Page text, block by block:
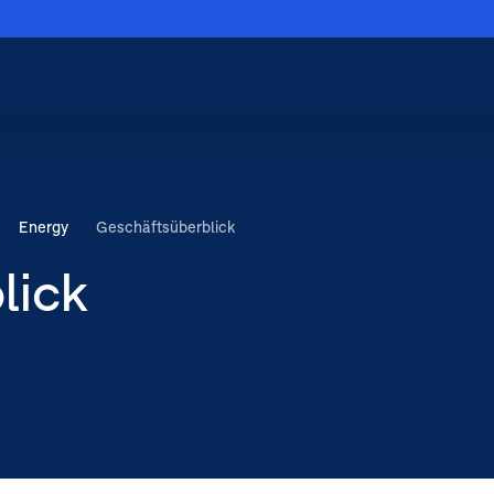
Energy Geschäftsüberblick